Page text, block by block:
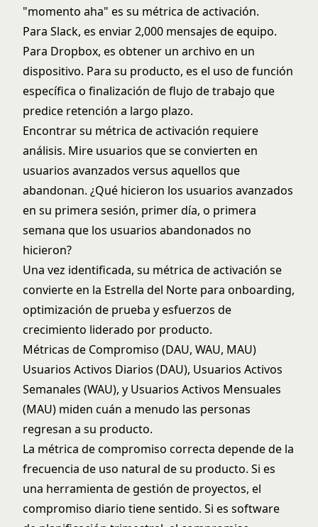
"momento aha" es su métrica de activación.
Para Slack, es enviar 2,000 mensajes de equipo.
Para Dropbox, es obtener un archivo en un
dispositivo. Para su producto, es el uso de función
específica o finalización de flujo de trabajo que
predice retención a largo plazo.
Encontrar su métrica de activación requiere
análisis. Mire usuarios que se convierten en
usuarios avanzados versus aquellos que
abandonan. ¿Qué hicieron los usuarios avanzados
en su primera sesión, primer día, o primera
semana que los usuarios abandonados no
hicieron?
Una vez identificada, su métrica de activación se
convierte en la Estrella del Norte para onboarding,
optimización de prueba y esfuerzos de
crecimiento liderado por producto.
Métricas de Compromiso (DAU, WAU, MAU)
Usuarios Activos Diarios (DAU), Usuarios Activos
Semanales (WAU), y Usuarios Activos Mensuales
(MAU) miden cuán a menudo las personas
regresan a su producto.
La métrica de compromiso correcta depende de la
frecuencia de uso natural de su producto. Si es
una herramienta de gestión de proyectos, el
compromiso diario tiene sentido. Si es software